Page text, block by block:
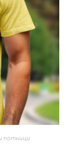
потници